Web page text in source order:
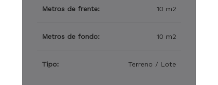
Metros de frente: 10 m2
Metros de fondo: 10 m2
Tipo: Terreno / Lote